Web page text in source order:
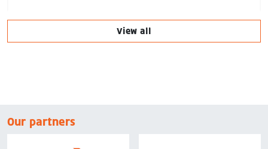
View all
Our partners